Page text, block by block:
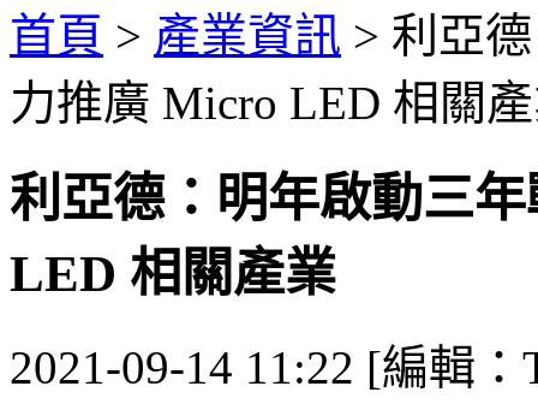
首頁 > 產業資訊 > 利亞
力推廣 Micro LED 相關
利亞德：明年啟動三
LED 相關產業
2021-09-14 11:22 [編輯